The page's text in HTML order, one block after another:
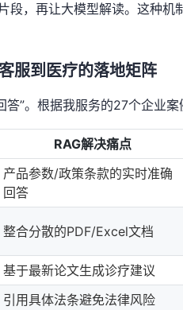
段，再让大模型解读。这种
服到医疗的落地矩阵
”。根据我服务的27个企业案
RAG解决痛点
产品参数/政策条款的实时准确
回答
整合分散的PDF/Excel文档
基于最新论文生成诊疗建议
引用具体法条避免法律风险